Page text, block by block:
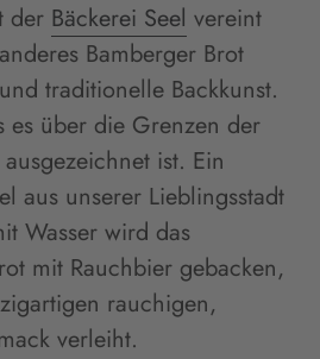
der Bäckerei Seel vereint
Bamberger Brot
traditionelle Backkunst.
es über die Grenzen der
ist. Ein
aus unserer Lieblingsstadt
Wasser wird das
mit Rauchbier gebacken,
rauchigen,
verleiht.